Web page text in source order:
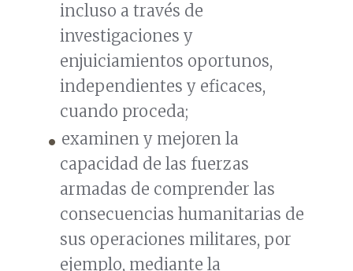
incluso a través de
investigaciones y
enjuiciamientos oportunos,
independientes y eficaces,
cuando proceda;
examinen y mejoren la
capacidad de las fuerzas
armadas de comprender las
consecuencias humanitarias de
sus operaciones militares, por
ejemplo, mediante la